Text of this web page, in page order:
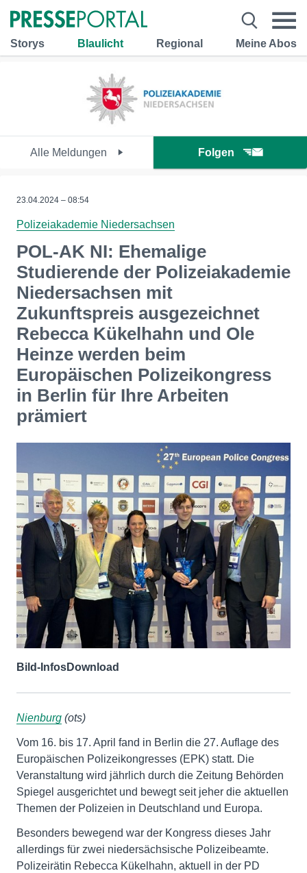
Storys Blaulicht Regional Meine Abos
Alle Meldungen Folgen
23.04.2024 – 08:54
Polizeiakademie Niedersachsen
POL-AK NI: Ehemalige
Studierende der Polizeiakademie
Niedersachsen mit
Zukunftspreis ausgezeichnet
Rebecca Kükelhahn und Ole
Heinze werden beim
Europäischen Polizeikongress
in Berlin für Ihre Arbeiten
prämiert
Bild-InfosDownload
Nienburg (ots)
Vom 16. bis 17. April fand in Berlin die 27. Auflage des
Europäischen Polizeikongresses (EPK) statt. Die
Veranstaltung wird jährlich durch die Zeitung Behörden
Spiegel ausgerichtet und bewegt seit jeher die aktuellen
Themen der Polizeien in Deutschland und Europa.
Besonders bewegend war der Kongress dieses Jahr
allerdings für zwei niedersächsische Polizeibeamte.
Polizeirätin Rebecca Kükelhahn, aktuell in der PD